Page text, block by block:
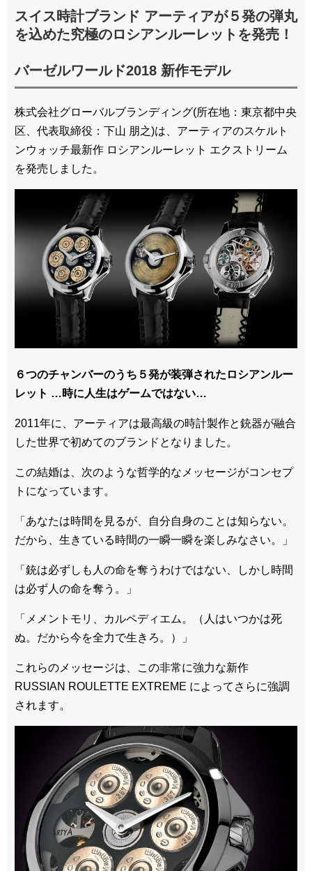
スイス時計ブランド アーティアが５発の弾丸
を込めた究極のロシアンルーレットを発売！
バーゼルワールド2018 新作モデル
株式会社グローバルブランディング(所在地：東京都中央
区、代表取締役：下山 朋之)は、アーティアのスケルト
ンウォッチ最新作 ロシアンルーレット エクストリーム
を発売しました。
６つのチャンバーのうち５発が装弾されたロシアンルー
レット …時に人生はゲームではない…
2011年に、アーティアは最高級の時計製作と銃器が融合
した世界で初めてのブランドとなりました。
この結婚は、次のような哲学的なメッセージがコンセプ
トになっています。
「あなたは時間を見るが、自分自身のことは知らない。
だから、生きている時間の一瞬一瞬を楽しみなさい。」
「銃は必ずしも人の命を奪うわけではない、しかし時間
は必ず人の命を奪う。」
「メメントモリ、カルペディエム。（人はいつかは死
ぬ。だから今を全力で生きろ。）」
これらのメッセージは、この非常に強力な新作
RUSSIAN ROULETTE EXTREME によってさらに強調
されます。